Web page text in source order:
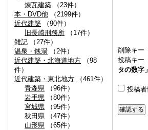
煉瓦建築 （23件）
本・DVD他 （2199件）
近代建築 （90件）
旧長崎刑務所 （17件）
雑記 （27件）
温泉・銭湯 （2件）
近代建築・北海道地方 （98
件）
近代建築・東北地方 （461件）
青森県 （96件）
岩手県 （80件）
宮城県 （95件）
秋田県 （47件）
山形県 （65件）
削除キー
投稿キー
タの数字」
投稿